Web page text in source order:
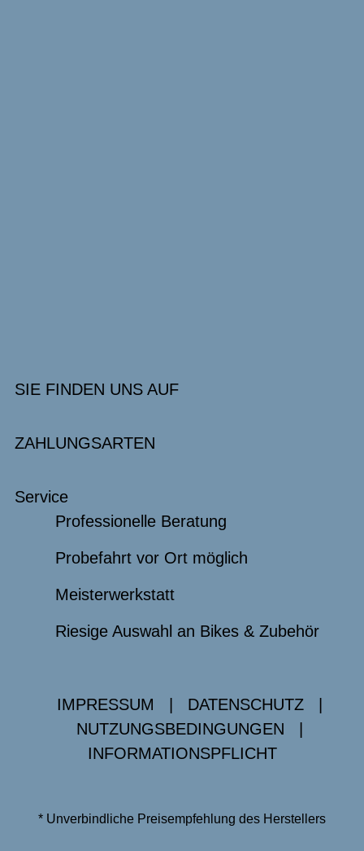
SIE FINDEN UNS AUF
ZAHLUNGSARTEN
Service
Professionelle Beratung
Probefahrt vor Ort möglich
Meisterwerkstatt
Riesige Auswahl an Bikes & Zubehör
IMPRESSUM DATENSCHUTZ
NUTZUNGSBEDINGUNGEN
INFORMATIONSPFLICHT
* Unverbindliche Preisempfehlung des Herstellers